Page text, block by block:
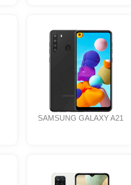
SAMSUNG GALAXY A21